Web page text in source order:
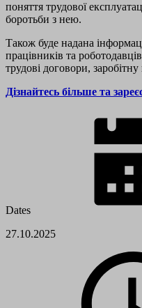
поняття трудової
боротьби з нею.
Також буде надана
працівників та
трудові договори,
Дізнайтесь більше та
Dates
27.10.2025